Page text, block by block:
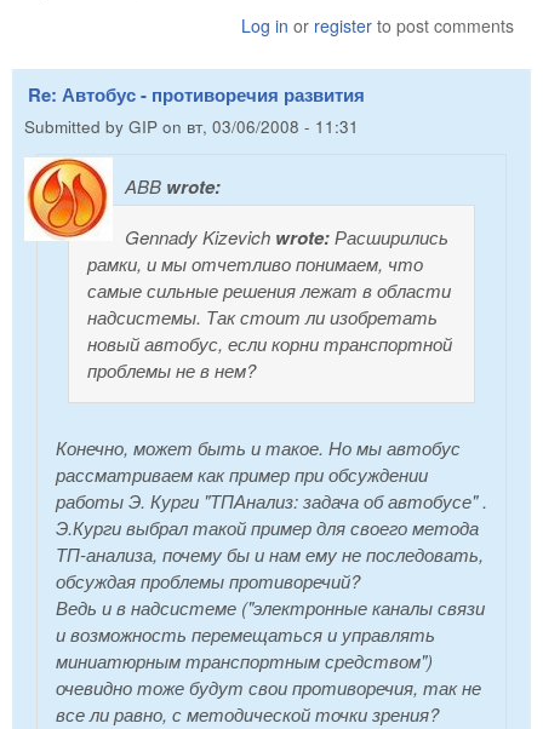
Log in or register to post comments
Re: Автобус - противоречия развития
Submitted by GIP on вт, 03/06/2008 - 11:31
ABB wrote:
Gennady Kizevich wrote:Расширились
рамки, и мы отчетливо понимаем, что
самые сильные решения лежат в области
надсистемы. Так стоит ли изобретать
новый автобус, если корни транспортной
проблемы не в нем?
Конечно, может быть и такое. Но мы автобус
рассматриваем как пример при обсуждении
работы Э. Курги "ТПАнализ: задача об автобусе" .
Э.Курги выбрал такой пример для своего метода
ТП-анализа, почему бы и нам ему не последовать,
обсуждая проблемы противоречий?
Ведь и в надсистеме ("электронные каналы связи
и возможность перемещаться и управлять
миниатюрным транспортным средством")
очевидно тоже будут свои противоречия, так не
все ли равно, с методической точки зрения?